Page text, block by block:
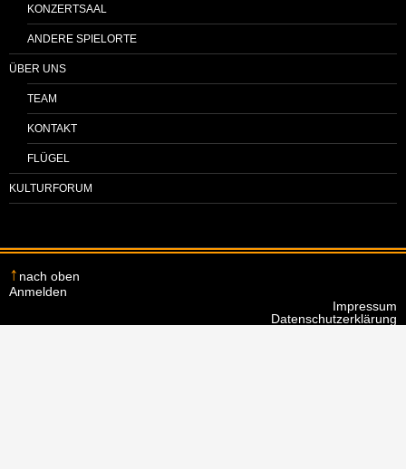
KONZERTSAAL
ANDERE SPIELORTE
ÜBER UNS
TEAM
KONTAKT
FLÜGEL
KULTURFORUM
nach oben
Anmelden
Impressum
Datenschutzerklärung